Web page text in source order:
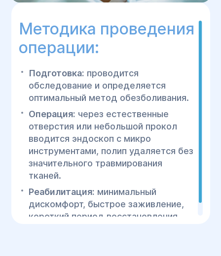
Методика проведения
операции:
Подготовка: проводится
обследование и определяется
оптимальный метод обезболивания.
Операция: через естественные
отверстия или небольшой прокол
вводится эндоскоп с микро
инструментами, полип удаляется без
значительного травмирования
тканей.
Реабилитация: минимальный
дискомфорт, быстрое заживление,
короткий период восстановления.